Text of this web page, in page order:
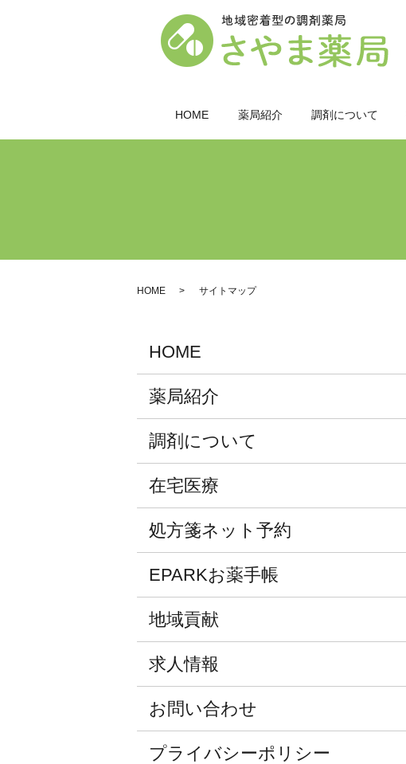
HOME 薬局紹介 調剤について
HOME サイトマップ
HOME
薬局紹介
調剤について
在宅医療
処方箋ネット予約
EPARKお薬手帳
地域貢献
求人情報
お問い合わせ
プライバシーポリシー